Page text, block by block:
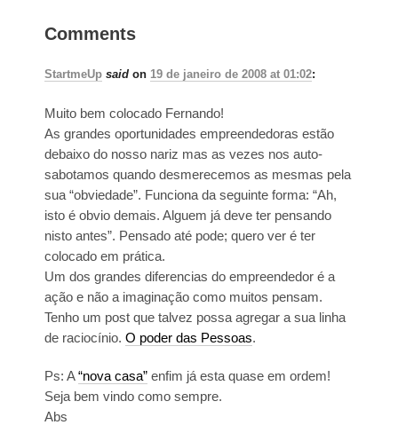
Comments
StartmeUp said on 19 de janeiro de 2008 at 01:02:
Muito bem colocado Fernando!
As grandes oportunidades empreendedoras estão
debaixo do nosso nariz mas as vezes nos auto-
sabotamos quando desmerecemos as mesmas pela
sua “obviedade”. Funciona da seguinte forma: “Ah,
isto é obvio demais. Alguem já deve ter pensando
nisto antes”. Pensado até pode; quero ver é ter
colocado em prática.
Um dos grandes diferencias do empreendedor é a
ação e não a imaginação como muitos pensam.
Tenho um post que talvez possa agregar a sua linha
de raciocínio. O poder das Pessoas.
Ps: A“nova casa” enfim já esta quase em ordem!
Seja bem vindo como sempre.
Abs